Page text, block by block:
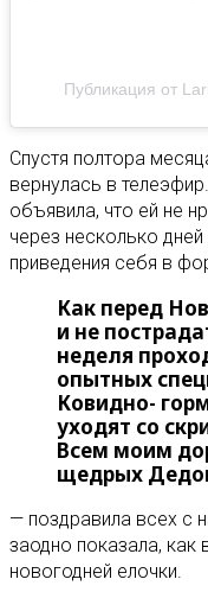
Публикация от
Спустя полтора
вернулась в
объявила, что ей не
через несколько дней
приведения себя в
Как перед
и не
неделя
опытных
Ковидно-
уходят со
Всем моим
щедрых
— поздравила всех с
заодно показала, как
новогодней елочки.